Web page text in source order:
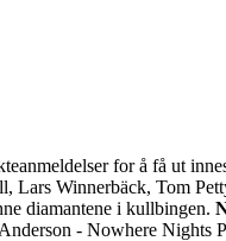
for å få ut
Winnerbäck, Tom
diamantene i kullbingen.
- Nowhere Nights